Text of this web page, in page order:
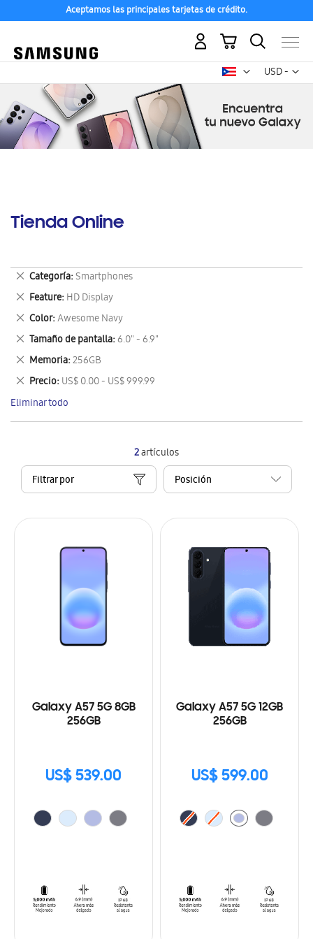
Aceptamos las principales tarjetas de crédito.
USD -
dólar
Mi carrito
Tienda Online
2artículos
Filtrar por
Galaxy A57 5G 8GB
256GB
US$ 539.00
Galaxy A57 5G 12GB
256GB
US$ 599.00
Categoría Smartphones
Eliminar
este
artículo
Feature HD Display
Eliminar
este
artículo
Color Awesome Navy
Eliminar
este
artículo
Tamaño de pantalla 6.0" - 6.9"
Eliminar
este
artículo
Memoria 256GB
Eliminar
este
artículo
Precio US$ 0.00 - US$ 999.99
Eliminar
este
artículo
Eliminar todo